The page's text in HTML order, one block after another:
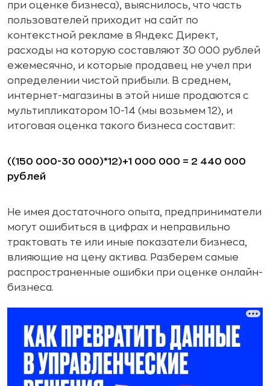
при оценке бизнеса), выяснилось, что часть
пользователей приходит на сайт по
контекстной рекламе в Яндекс Директ,
расходы на которую составляют 30 000 рублей
ежемесячно, и которые продавец не учел при
определении чистой прибыли. В среднем,
интернет-магазины в этой нише продаются с
мультипликатором 10-14 (мы возьмем 12), и
итоговая оценка такого бизнеса составит:
((150 000-30 000)*12)+1 000 000 = 2 440 000
рублей
Не имея достаточного опыта, предприниматели
могут ошибиться в цифрах и неправильно
трактовать те или иные показатели бизнеса,
влияющие на цену актива. Разберем самые
распространенные ошибки при оценке онлайн-
бизнеса.